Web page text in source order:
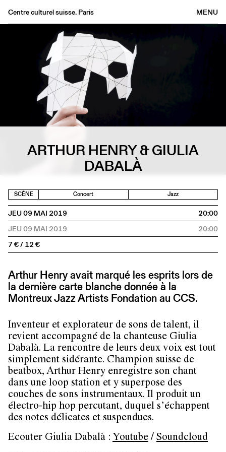
MENU
Centre culturel suisse. Paris
Médiathèque
Informations
EN
ARTHUR HENRY & GIULIA
DABALÀ
SCÈNE Concert Jazz
JEU 09 MAI 2019
20:00
JEU 09 MAI 2019
20:00
7 € / 12 €
Arthur Henry avait marqué les esprits lors de
la dernière carte blanche donnée à la
Montreux Jazz Artists Fondation au CCS.
Inventeur et explorateur de sons de talent, il
revient accompagné de la chanteuse Giulia
Dabalà. La rencontre de leurs deux voix est tout
simplement sidérante. Champion suisse de
beatbox, Arthur Henry enregistre son chant
dans une loop station et y superpose des
couches de sons instrumentaux. Il produit un
électro-hip hop percutant, duquel s’échappent
des notes délicates et suspendues.
Ecouter Giulia Dabalà : Youtube / Soundcloud